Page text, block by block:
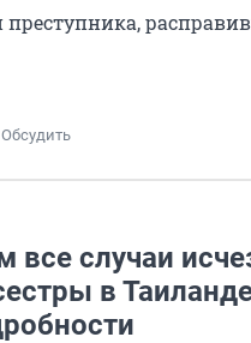
Обсудить
все случаи
в